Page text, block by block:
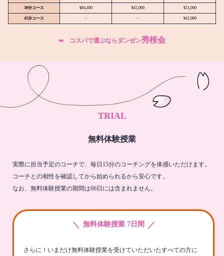
30分コース ¥84,400 ¥42,000 ¥21,000
45分コース - - ¥42,000
➡︎ コスパで選ぶならダンゼン秀桜会
TRIAL
無料体験授業
実際に担当予定のコーチで、毎日15分のコーチングを体感いただけます。
コーチとの相性を確認してから始められるから安心です。
なお、無料体験授業の期間は66日には含まれません。
＼ 無料体験授業 7日間 ／
さらに！いまだけ無料体験授業を受けていただいたすべての方に